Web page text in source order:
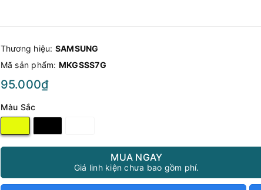
Thương hiệu: SAMSUNG
Mã sản phẩm: MKGSSS7G
95.000₫
Màu Sắc
MUA NGAY
Giá linh kiện chưa bao gồm phí.